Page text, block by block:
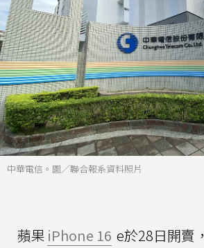
中華電信。圖／聯合報系資料照片
蘋果 iPhone 16 e於28日開賣，